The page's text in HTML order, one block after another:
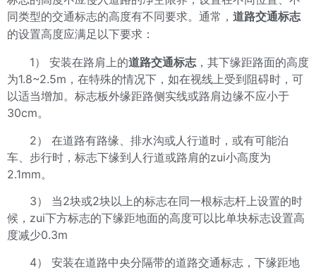
同类型的交通标志的高度有不同要求。通常， 道路交通标志
的设置高度应满足以下要求：
1） 安装在路肩上的道路交通标志，其下缘距路面的高度
为1.8~2.5m，在特殊的情况下，如在视线上受到阻碍时，可
以适当增加。标志板外缘距路侧实线或路肩边缘不应小于
30cm。
2） 在道路有路缘、排水沟或人行道时，或有可能泊
车、步行时，标志下缘到人行道或路肩的zui小高度为
2.1mm。
3） 当2块或2块以上的标志在同一根标志杆上设置的时
候，zui下方标志的下缘距地面的高度可以比单块标志设置高
度减少0.3m
4） 安装在道路中央分隔带的道路交通标志，下缘距地